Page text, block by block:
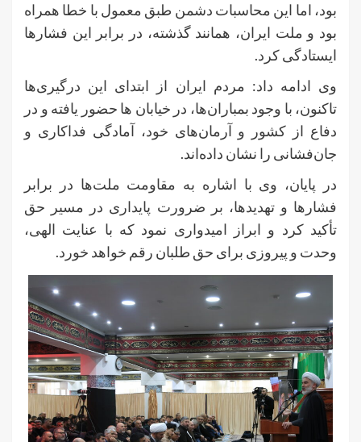
بود، اما این محاسبات دشمن طبق معمول با خطا همراه
بود و ملت ایران، همانند گذشته، در برابر این فشارها
ایستادگی کرد.
وی ادامه داد: مردم ایران از ابتدای این درگیری‌ها
تاکنون، با وجود بمباران‌ها، در خیابان ها حضور یافته و در
دفاع از کشور و آرمان‌های خود، آمادگی فداکاری و
جان‌فشانی را نشان داده‌اند.
در پایان، وی با اشاره به مقاومت ملت‌ها در برابر
فشارها و تهدیدها، بر ضرورت پایداری در مسیر حق
تأکید کرد و ابراز امیدواری نمود که با عنایت الهی،
وحدت و پیروزی برای حق طلبان رقم خواهد خورد.